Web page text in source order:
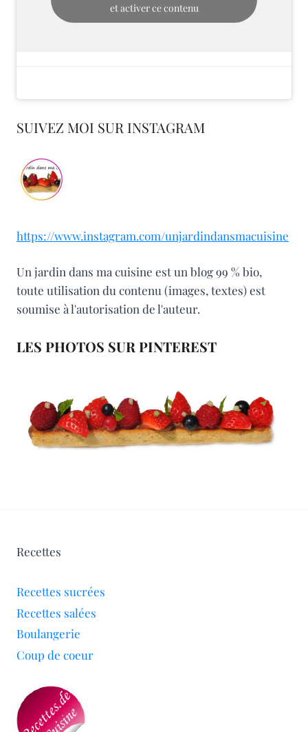
et activer ce contenu
SUIVEZ MOI SUR INSTAGRAM
https://www.instagram.com/unjardindansmacuisine
Un jardin dans ma cuisine est un blog 99 % bio,
toute utilisation du contenu (images, textes) est
soumise à l'autorisation de l'auteur.
LES PHOTOS SUR PINTEREST
Recettes
Recettes sucrées
Recettes salées
Boulangerie
Coup de coeur